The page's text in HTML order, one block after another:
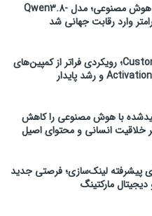
رکوردشکنی علی‌بابا در هوش مصنوعی؛ مدل Qwen3.8-
طراحی Customer Journey؛ رویکردی فراتر از کمپین‌های
با هوش مصنوعی را کاهش
خلاقیت انسانی و محتوای اصیل
پیشرفته لینک‌سازی؛ فرصتی جدید
مارکتینگ